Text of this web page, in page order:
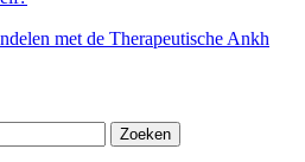
met de Therapeutische Ankh